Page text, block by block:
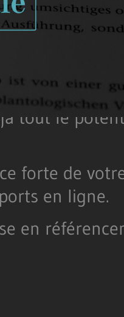
marketing
sur internet?
tout le
forte de
en ligne.
en